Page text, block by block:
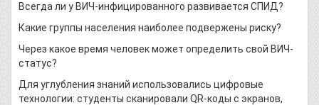
Всегда ли у ВИЧ-инфицированного развивается СПИД?
Какие группы населения наиболее подвержены риску?
Через какое время человек может определить свой ВИЧ-
статус?
Для углубления знаний использовались цифровые
технологии: студенты сканировали QR-коды с экранов,